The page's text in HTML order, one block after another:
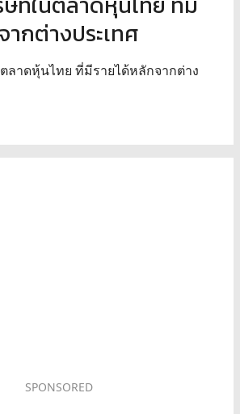
ากต่างประเทศ
ลาดหุ้นไทย ที่มีรายได้หลักจากต่าง
SPONSORED